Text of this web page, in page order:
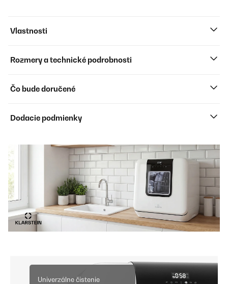
Vlastnosti
Rozmery a technické podrobnosti
Čo bude doručené
Dodacie podmienky
Univerzálne čistenie